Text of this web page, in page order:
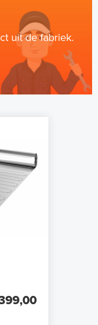
uit de fabriek.